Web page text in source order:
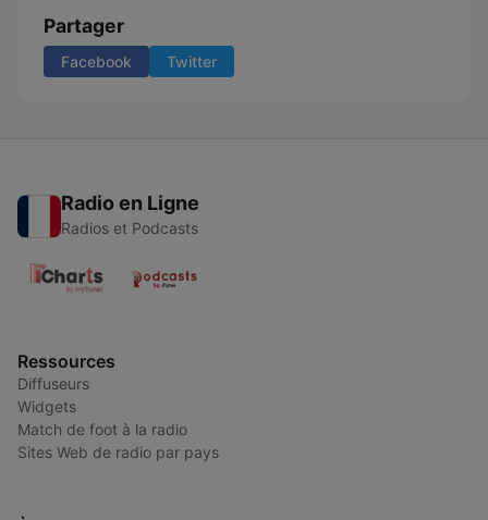
Partager
Facebook Twitter
Radio en Ligne
Radios et Podcasts
Ressources
Diffuseurs
Widgets
Match de foot à la radio
Sites Web de radio par pays